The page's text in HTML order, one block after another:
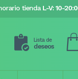
tienda L-V: 10-
Lista de
deseos